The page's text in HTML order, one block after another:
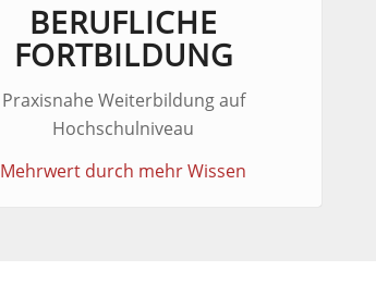
BERUFLICHE
FORTBILDUNG
Praxisnahe Weiterbildung auf
Hochschulniveau
Mehrwert durch mehr Wissen